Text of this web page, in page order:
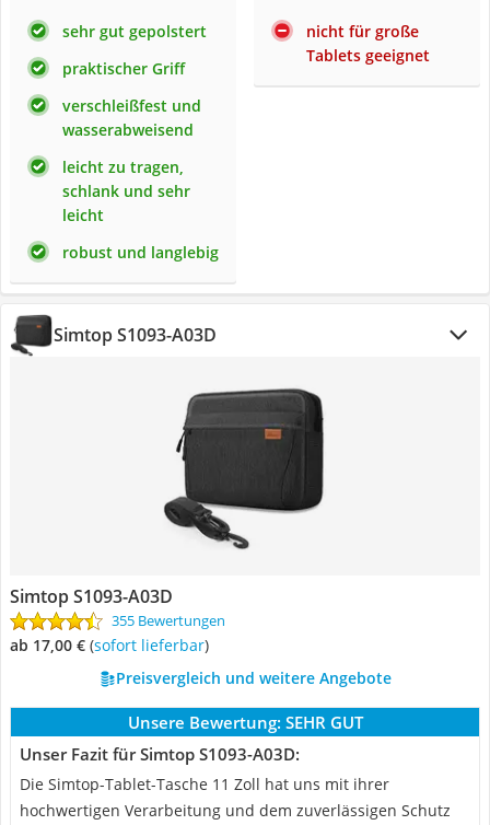
sehr gut gepolstert
praktischer Griff
verschleißfest und
wasserabweisend
leicht zu tragen,
schlank und sehr
leicht
robust und langlebig
nicht für große
Tablets geeignet
Simtop S1093-A03D
Simtop S1093-A03D
355 Bewertungen
ab 17,00 € ( Sofort lieferbar)
Preisvergleich und weitere Angebote
Unsere Bewertung: SEHR GUT
Unser Fazit für Simtop S1093-A03D:
Die Simtop-Tablet-Tasche 11 Zoll hat uns mit ihrer
hochwertigen Verarbeitung und dem zuverlässigen Schutz